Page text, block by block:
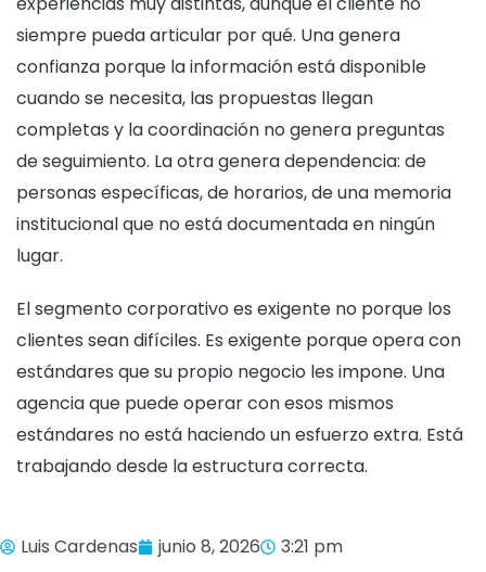
siempre pueda articular por qué. Una genera
confianza porque la información está disponible
cuando se necesita, las propuestas llegan
completas y la coordinación no genera preguntas
de seguimiento. La otra genera dependencia: de
personas específicas, de horarios, de una memoria
institucional que no está documentada en ningún
lugar.
El segmento corporativo es exigente no porque los
clientes sean difíciles. Es exigente porque opera con
estándares que su propio negocio les impone. Una
agencia que puede operar con esos mismos
estándares no está haciendo un esfuerzo extra. Está
trabajando desde la estructura correcta.
Luis Cardenas junio 8, 2026 3:21 pm